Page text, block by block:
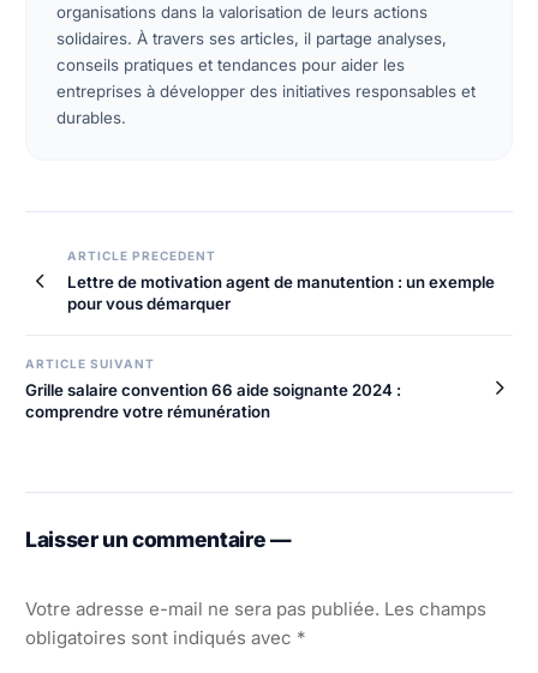
organisations dans la valorisation de leurs actions
solidaires. À travers ses articles, il partage analyses,
conseils pratiques et tendances pour aider les
entreprises à développer des initiatives responsables et
durables.
Navigation
de
ARTICLE PRECEDENT
Lettre de motivation agent de manutention : un exemple
pour vous démarquer
ARTICLE SUIVANT
Grille salaire convention 66 aide soignante 2024 :
comprendre votre rémunération
Laisser un commentaire —
Votre adresse e-mail ne sera pas publiée. Les champs
obligatoires sont indiqués avec *